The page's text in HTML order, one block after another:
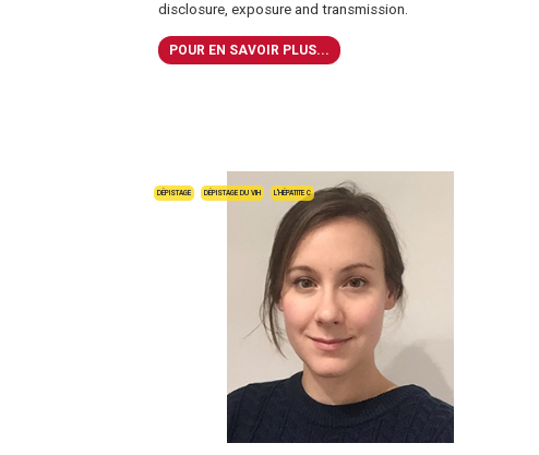
disclosure, exposure and transmission.
POUR EN SAVOIR PLUS...
DÉPISTAGE DÉPISTAGE DU VIH L'HÉPATITE C